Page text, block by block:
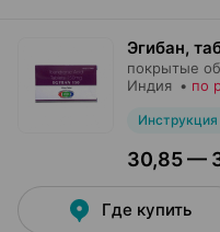
Эгибан,
покрытые
Индия • по
Инструкция
30,85 —
Где купить